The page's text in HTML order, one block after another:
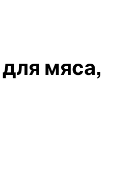
мяса,